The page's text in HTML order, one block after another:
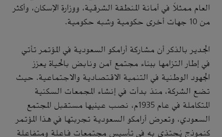
العام ممثلاً في أمانة المنطقة الشرقية، ووزارة الإسكان، وأكثر
من 10 جهات أخرى حكومية وشبه حكومية.
الجدير بالذكر أن مشاركة أرامكو السعودية في المؤتمر تأتي
في إطار التزامها ببناء مجتمع آمن ونابض بالحياة يعزز
الجهود الوطنية في التنمية الاقتصادية والاجتماعية. حيث
تضع الشركة، منذ بدأت في إنشاء المجمعات السكنية
المتكاملة في عام 1935م، نصب عينيها مستقبل المجتمع
السعودي، وتعرض أرامكو السعودية تجربتها في هذا المؤتمر
كنموذج يُحتذي به في تأسيس مجتمعات فاعلة ومتفاعلة